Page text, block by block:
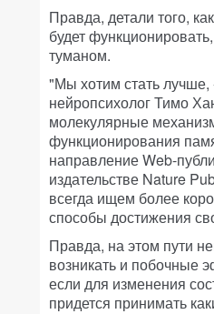
Правда, детали того,
будет
туманом.
"Мы хотим стать лучше,
нейропсихолог Тимо
молекулярные
функционирования
направление Web-
издательстве Nature
всегда ищем более
способы достижения
Правда, на этом пути
возникать и побочные
если для изменения
придется принимать